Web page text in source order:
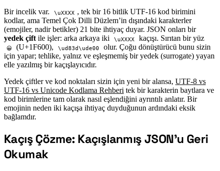
Bir incelik var.
\uXXXX , tek bir 16 bitlik UTF-16 kod birimini
kodlar, ama Temel Çok Dilli Düzlem’in dışındaki karakterler
(emojiler, nadir betikler) 21 bite ihtiyaç duyar. JSON onları bir
yedek çift ile işler: arka arkaya iki \uXXXX kaçışı. Sırıtan bir yüz
😀 (U+1F600), \ud83d\ude00
olur. Çoğu dönüştürücü bunu sizin
için yapar; tehlike, yalnız ve eşleşmemiş bir yedek (surrogate) yayan
elle yazılmış bir kaçışlayıcıdır.
Yedek çiftler ve kod noktaları sizin için yeni bir alansa, UTF-8 vs
UTF-16 vs Unicode Kodlama Rehberi tek bir karakterin baytlara ve
kod birimlerine tam olarak nasıl eşlendiğini ayrıntılı anlatır. Bir
emojinin neden iki kaçışa ihtiyaç duyduğunun ardındaki eksik
bağlamdır.
#
Kaçış Çözme: Kaçışlanmış JSON’u Geri
Okumak